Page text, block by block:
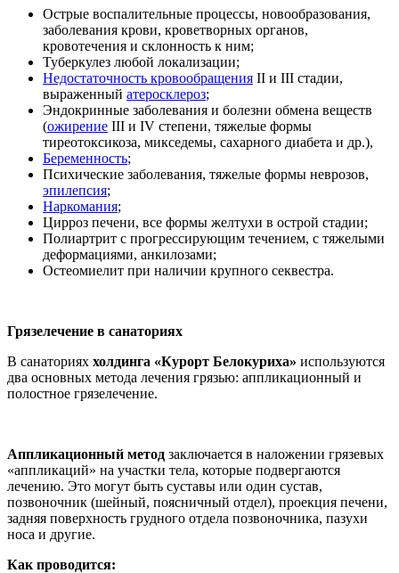
Острые воспалительные процессы, новообразования,
заболевания крови, кроветворных органов,
кровотечения и склонность к ним;
Туберкулез любой локализации;
Недостаточность кровообращения II и III стадии,
выраженный атеросклероз;
Эндокринные заболевания и болезни обмена веществ
(ожирение III и IV степени, тяжелые формы
тиреотоксикоза, микседемы, сахарного диабета и др.),
Беременность;
Психические заболевания, тяжелые формы неврозов,
эпилепсия;
Наркомания;
Цирроз печени, все формы желтухи в острой стадии;
Полиартрит с прогрессирующим течением, с тяжелыми
деформациями, анкилозами;
Остеомиелит при наличии крупного секвестра.
Грязелечение в санаториях
В санаториях холдинга «Курорт Белокуриха» используются
два основных метода лечения грязью: аппликационный и
полостное грязелечение.
Аппликационный метод заключается в наложении грязевых
«аппликаций» на участки тела, которые подвергаются
лечению. Это могут быть суставы или один сустав,
позвоночник (шейный, поясничный отдел), проекция печени,
задняя поверхность грудного отдела позвоночника, пазухи
носа и другие.
Как проводится: